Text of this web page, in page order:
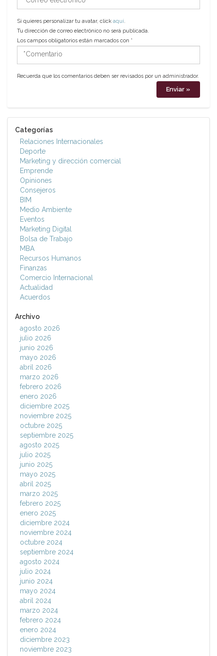
electrónico
Si quieres personalizar tu avatar, click aquí.
Tu dirección de correo electrónico no será publicada.
Los campos obligatorios están marcados con *
*Comentario
Recuerda que los comentarios deben ser revisados por un administrador.
Categorías
Relaciones Internacionales
Deporte
Marketing y dirección comercial
Emprende
Opiniones
Consejeros
BIM
Medio Ambiente
Eventos
Marketing Digital
Bolsa de Trabajo
MBA
Recursos Humanos
Finanzas
Comercio Internacional
Actualidad
Acuerdos
Archivo
agosto 2026
julio 2026
junio 2026
mayo 2026
abril 2026
marzo 2026
febrero 2026
enero 2026
diciembre 2025
noviembre 2025
octubre 2025
septiembre 2025
agosto 2025
julio 2025
junio 2025
mayo 2025
abril 2025
marzo 2025
febrero 2025
enero 2025
diciembre 2024
noviembre 2024
octubre 2024
septiembre 2024
agosto 2024
julio 2024
junio 2024
mayo 2024
abril 2024
marzo 2024
febrero 2024
enero 2024
diciembre 2023
noviembre 2023